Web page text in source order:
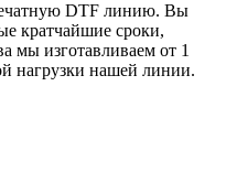
DTF линию. Вы
кратчайшие сроки,
мы изготавливаем от 1
нагрузки нашей линии.